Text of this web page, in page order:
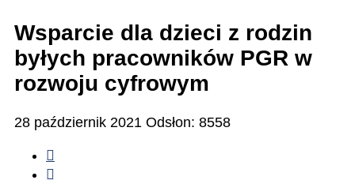
Wsparcie dla dzieci z rodzin
byłych pracowników PGR w
rozwoju cyfrowym
28 październik 2021 Odsłon: 8558